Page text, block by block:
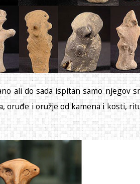
ali do sada ispitan samo njegov
oruđe i oružje od kamena i kosti,